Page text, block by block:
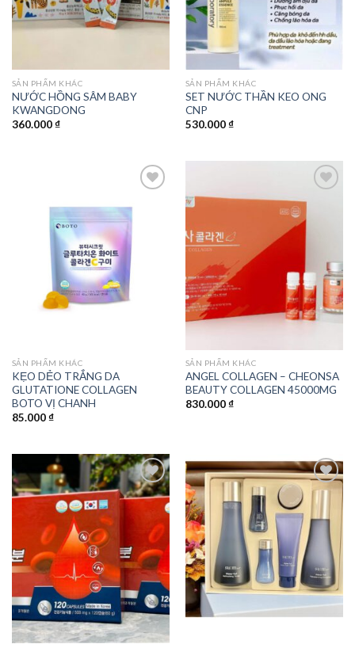
SẢN PHẨM KHÁC
NƯỚC HỒNG SÂM BABY
KWANGDONG
360.000₫
SẢN PHẨM KHÁC
SET NƯỚC THẦN KEO ONG
CNP
530.000₫
SẢN PHẨM KHÁC
KẸO DẺO TRẮNG DA
GLUTATIONE COLLAGEN
BOTO VỊ CHANH
85.000₫
SẢN PHẨM KHÁC
ANGEL COLLAGEN – CHEONSA
BEAUTY COLLAGEN 45000MG
830.000₫
wishlist
Add to
wishlist